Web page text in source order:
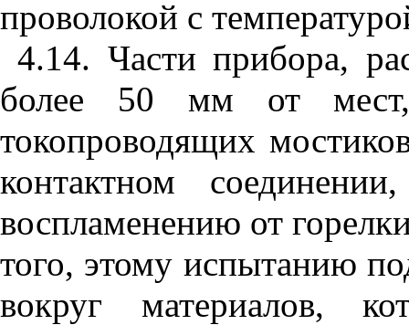
проволокой с
4.14. Части прибора,
более 50 мм от мест,
токопроводящих
контактном
воспламенению от
того, этому испытанию
вокруг материалов,